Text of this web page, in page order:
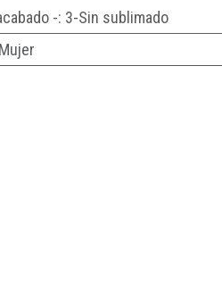
-: 3-Sin sublimado
Mujer